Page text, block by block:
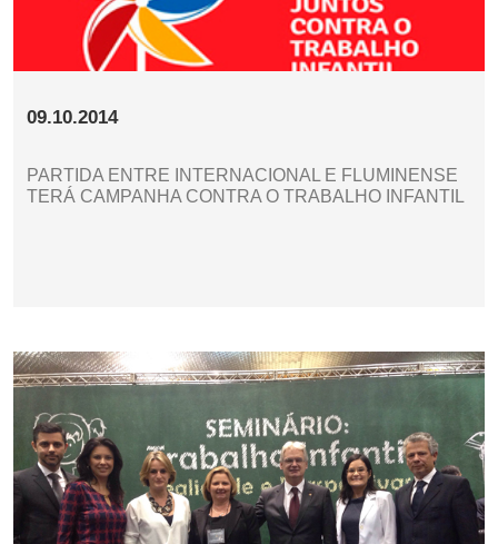
09.10.2014
PARTIDA ENTRE INTERNACIONAL E FLUMINENSE
TERÁ CAMPANHA CONTRA O TRABALHO INFANTIL